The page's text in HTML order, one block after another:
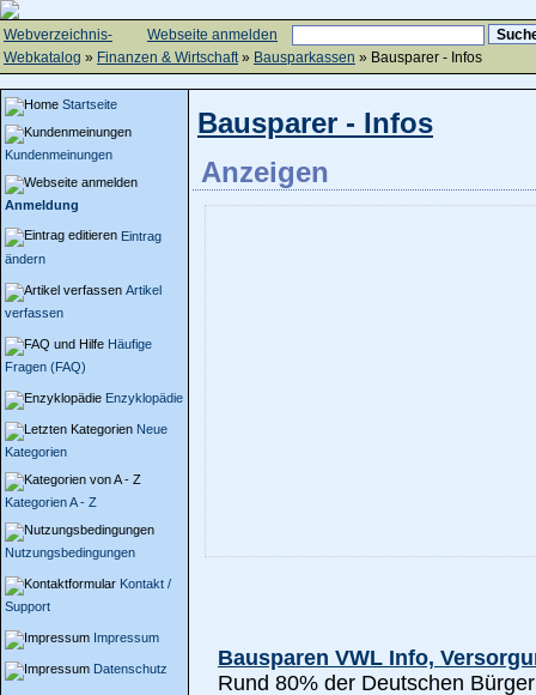
Webseite anmelden
Webverzeichnis-
Webkatalog » Finanzen & Wirtschaft» Bausparkassen » Bausparer - Infos
Startseite
Kundenmeinungen
Anmeldung
Eintrag
ändern
Artikel
verfassen
Häufige
Fragen (FAQ)
Enzyklopädie
Neue
Kategorien
Kategorien A - Z
Nutzungsbedingungen
Kontakt /
Support
Impressum
Datenschutz
Bausparer - Infos
Anzeigen
Bausparen VWL Info,
Rund 80% der Deutschen